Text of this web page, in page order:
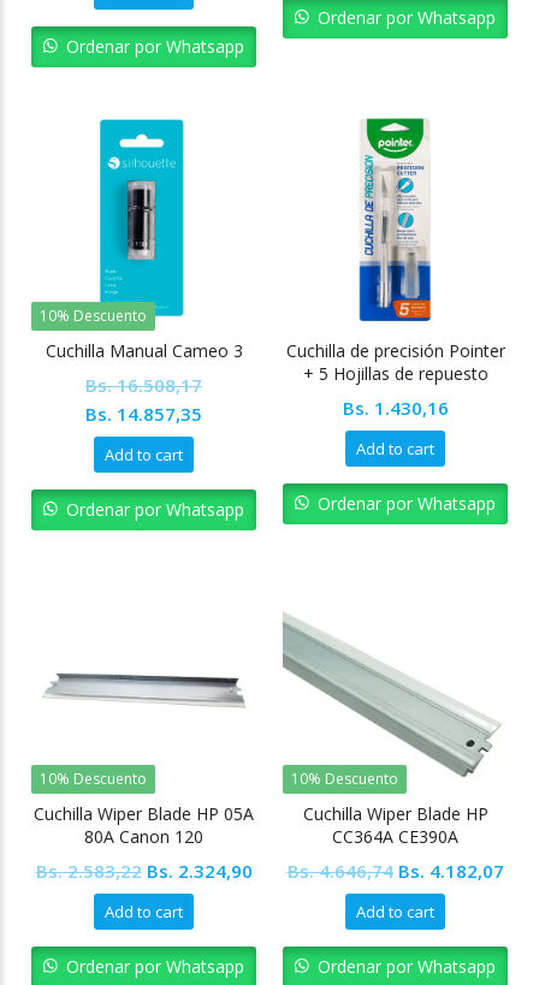
was:
Bs. 10.317,60.Bs. 9.285,84.
Ordenar por Whatsapp
Ordenar por Whatsapp
10% Descuento
Cuchilla Manual Cameo 3
Bs.16.508,17
Original
price
was:
Bs. 16.508,17.
Bs. 14.857,35
Bs. 14.857,35.
Add to cart
Ordenar por Whatsapp
Cuchilla de precisión Pointer
+ 5 Hojillas de repuesto
Bs. 1.430,16
Add to cart
Ordenar por Whatsapp
10% Descuento
Cuchilla Wiper Blade HP 05A
80A Canon 120
Bs.2.583,22 Original
price
was:
Bs. 2.583,22.
Bs. 2.324,90Current
Bs. 2.324,90.
Add to cart
Ordenar por Whatsapp
10% Descuento
Cuchilla Wiper Blade HP
CC364A CE390A
Bs.4.646,74 Original
price
was:
Bs. 4.646,74.
Bs. 4.182,07
Bs.
Add to cart
Ordenar por Whatsapp